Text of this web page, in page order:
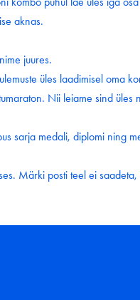
aknas.
juures.
üles laadimisel oma
Nii leiame sind üles
sarja medali, diplomi ning
Märki posti teel ei saadeta,